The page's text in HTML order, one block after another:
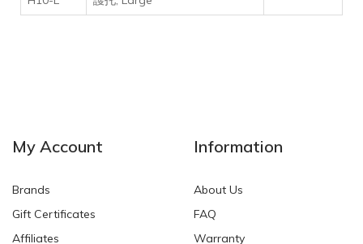
My Account
Brands
Gift Certificates
Affiliates
Information
About Us
FAQ
Warranty